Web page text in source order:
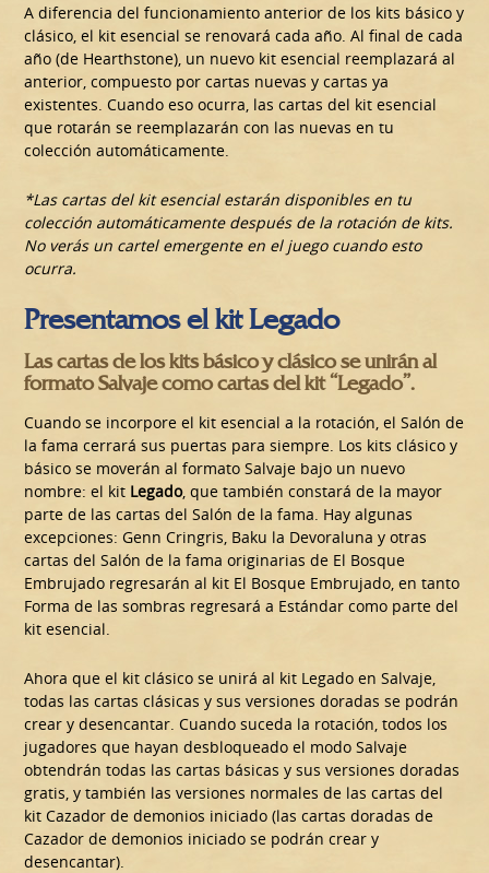
A diferencia del funcionamiento anterior de los kits básico y
clásico, el kit esencial se renovará cada año. Al final de cada
año (de Hearthstone), un nuevo kit esencial reemplazará al
anterior, compuesto por cartas nuevas y cartas ya
existentes. Cuando eso ocurra, las cartas del kit esencial
que rotarán se reemplazarán con las nuevas en tu
colección automáticamente.
*Las cartas del kit esencial estarán disponibles en tu
colección automáticamente después de la rotación de kits.
No verás un cartel emergente en el juego cuando esto
ocurra.
Presentamos el kit Legado
Las cartas de los kits básico y clásico se unirán al
formato Salvaje como cartas del kit “Legado”.
Cuando se incorpore el kit esencial a la rotación, el Salón de
la fama cerrará sus puertas para siempre. Los kits clásico y
básico se moverán al formato Salvaje bajo un nuevo
nombre: el kit Legado, que también constará de la mayor
parte de las cartas del Salón de la fama. Hay algunas
excepciones: Genn Cringris, Baku la Devoraluna y otras
cartas del Salón de la fama originarias de El Bosque
Embrujado regresarán al kit El Bosque Embrujado, en tanto
Forma de las sombras regresará a Estándar como parte del
kit esencial.
Ahora que el kit clásico se unirá al kit Legado en Salvaje,
todas las cartas clásicas y sus versiones doradas se podrán
crear y desencantar. Cuando suceda la rotación, todos los
jugadores que hayan desbloqueado el modo Salvaje
obtendrán todas las cartas básicas y sus versiones doradas
gratis, y también las versiones normales de las cartas del
kit Cazador de demonios iniciado (las cartas doradas de
Cazador de demonios iniciado se podrán crear y
desencantar).